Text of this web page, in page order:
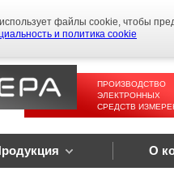
файлы cookie, чтобы
и политика cookie
ПРОИЗВОДСТВО
ЭЛЕКТРОННЫХ
СРЕДСТВ
О